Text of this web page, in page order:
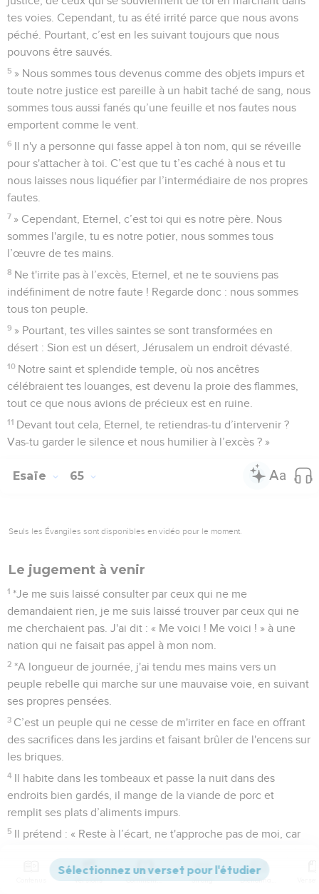
tes voies. Cependant, tu as été irrité parce que nous avons
péché. Pourtant, c’est en les suivant toujours que nous
pouvons être sauvés.
5 » Nous sommes tous devenus comme des objets impurs et
toute notre justice est pareille à un habit taché de sang, nous
sommes tous aussi fanés qu’une feuille et nos fautes nous
emportent comme le vent.
6 Il n'y a personne qui fasse appel à ton nom, qui se réveille
pour s'attacher à toi. C’est que tu t’es caché à nous et tu
nous laisses nous liquéfier par l’intermédiaire de nos propres
fautes.
7 » Cependant, Eternel, c’est toi qui es notre père. Nous
sommes l'argile, tu es notre potier, nous sommes tous
l’œuvre de tes mains.
8 Ne t'irrite pas à l’excès, Eternel, et ne te souviens pas
indéfiniment de notre faute ! Regarde donc : nous sommes
tous ton peuple.
9 » Pourtant, tes villes saintes se sont transformées en
désert : Sion est un désert, Jérusalem un endroit dévasté.
10 Notre saint et splendide temple, où nos ancêtres
célébraient tes louanges, est devenu la proie des flammes,
tout ce que nous avions de précieux est en ruine.
11 Devant tout cela, Eternel, te retiendras-tu d’intervenir ?
Vas-tu garder le silence et nous humilier à l’excès ? »
Esaïe 65
Seuls les Évangiles sont disponibles en vidéo pour le moment.
Le jugement à venir
1 *Je me suis laissé consulter par ceux qui ne me
demandaient rien, je me suis laissé trouver par ceux qui ne
me cherchaient pas. J'ai dit : « Me voici ! Me voici ! » à une
nation qui ne faisait pas appel à mon nom.
2 *A longueur de journée, j'ai tendu mes mains vers un
peuple rebelle qui marche sur une mauvaise voie, en suivant
ses propres pensées.
3 C’est un peuple qui ne cesse de m'irriter en face en offrant
des sacrifices dans les jardins et faisant brûler de l'encens sur
les briques.
4 Il habite dans les tombeaux et passe la nuit dans des
endroits bien gardés, il mange de la viande de porc et
remplit ses plats d’aliments impurs.
5 Il prétend : « Reste à l’écart, ne t'approche pas de moi, car
dans mes narines une fumée, un feu qui brûle toujours.
Versions Commentaires Strong